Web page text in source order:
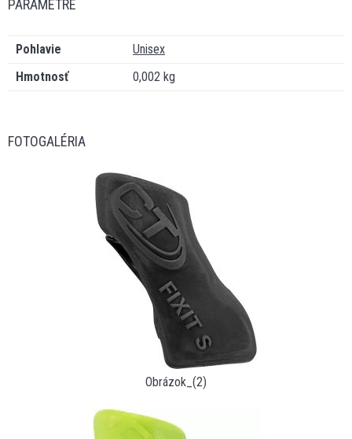
PARAMETRE
Pohlavie
Unisex
Hmotnosť
0,002 kg
FOTOGALÉRIA
Obrázok_(2)